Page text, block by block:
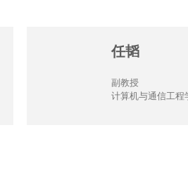
任韬
副教授
计算机与通信工程